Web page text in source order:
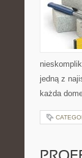
jedną z
każda